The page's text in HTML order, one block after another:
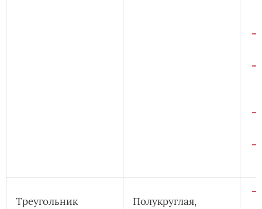
Треугольник
Полукруглая,